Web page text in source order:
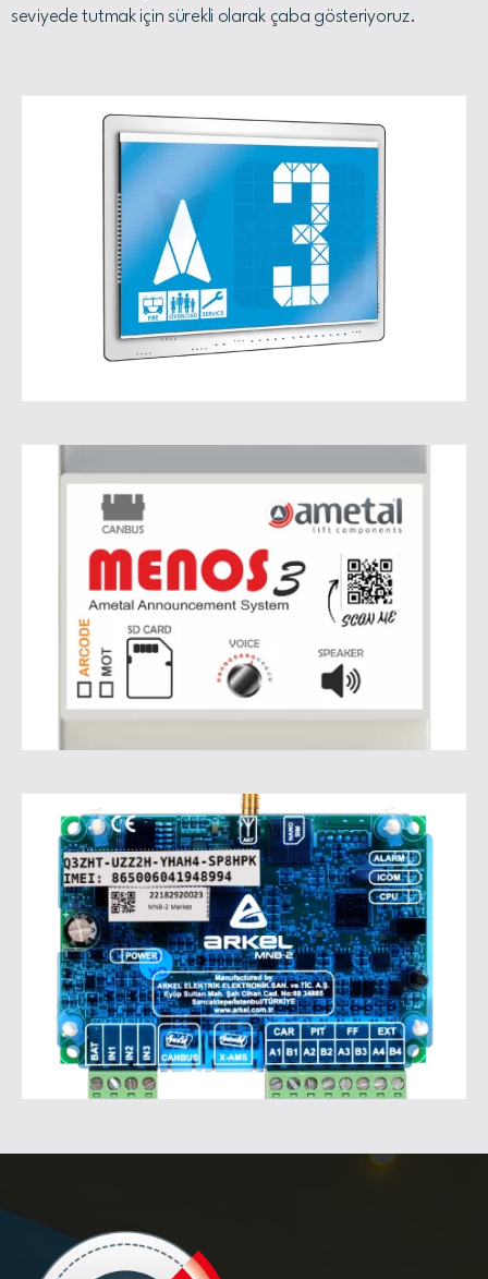
seviyede tutmak için sürekli olarak çaba gösteriyoruz.
Kat ve Kabin
Göstergeleri
Detaylı bilgiler için
Menos Anons Sistemi
Detaylı bilgiler için
Tıklayınız.
EN81-28 Uzaktan Erişim
Detaylı bilgiler için